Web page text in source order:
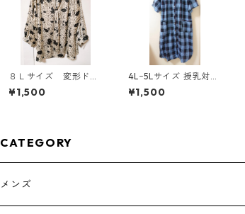
８Ｌサイズ 変形ドッ
ト 花柄 ボウタイブ
ラウス オフホワイ
¥1,500
4Lｰ5Lサイズ 授乳対応
チェック柄 半袖ルーム
ウェア マタニティ ブ
¥1,500
CATEGORY
メンズ